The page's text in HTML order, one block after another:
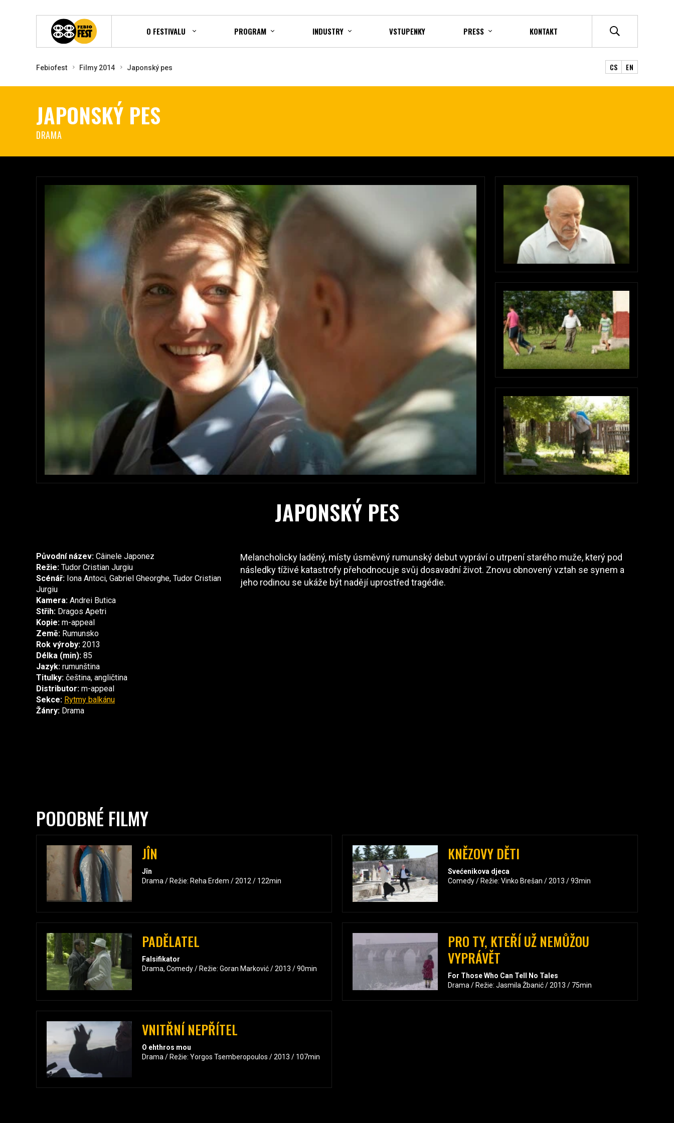
O FESTIVALU PROGRAM INDUSTRY VSTUPENKY PRESS KONTAKT
Febiofest Filmy 2014 Japonský pes CS EN
JAPONSKÝ PES
DRAMA
JAPONSKÝ PES
Původní název: Câinele Japonez
Režie: Tudor Cristian Jurgiu
Scénář: Iona Antoci, Gabriel Gheorghe, Tudor Cristian
Jurgiu
Kamera: Andrei Butica
Střih: Dragos Apetri
Kopie: m-appeal
Země: Rumunsko
Rok výroby: 2013
Délka (min): 85
Jazyk: rumunština
Titulky: čeština, angličtina
Distributor: m-appeal
Sekce: Rytmy balkánu
Žánry: Drama
Melancholicky laděný, místy úsměvný rumunský debut vypráví o utrpení starého muže, který pod
následky tíživé katastrofy přehodnocuje svůj dosavadní život. Znovu obnovený vztah se synem a
jeho rodinou se ukáže být nadějí uprostřed tragédie.
PODOBNÉ FILMY
JÎN
Jîn
Drama / Režie: Reha Erdem / 2012 / 122min
KNĚZOVY DĚTI
Svećenikova djeca
Comedy / Režie: Vinko Brešan / 2013 / 93min
PADĚLATEL
Falsifikator
Drama, Comedy / Režie: Goran Marković / 2013 / 90min
PRO TY, KTEŘÍ UŽ NEMŮŽOU
VYPRÁVĚT
For Those Who Can Tell No Tales
Drama / Režie: Jasmila Žbanić / 2013 / 75min
VNITŘNÍ NEPŘÍTEL
O ehthros mou
Drama / Režie: Yorgos Tsemberopoulos / 2013 / 107min